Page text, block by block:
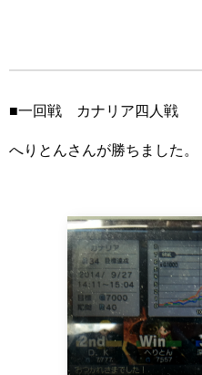
■一回戦 カナリア四人戦
へりとんさんが勝ちました。